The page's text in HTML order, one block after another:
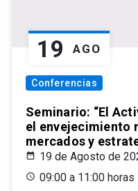
19 AGO
Conferencias
Seminario: “El
el envejecimiento
mercados y
19 de Agosto de
09:00 a 11:00 horas